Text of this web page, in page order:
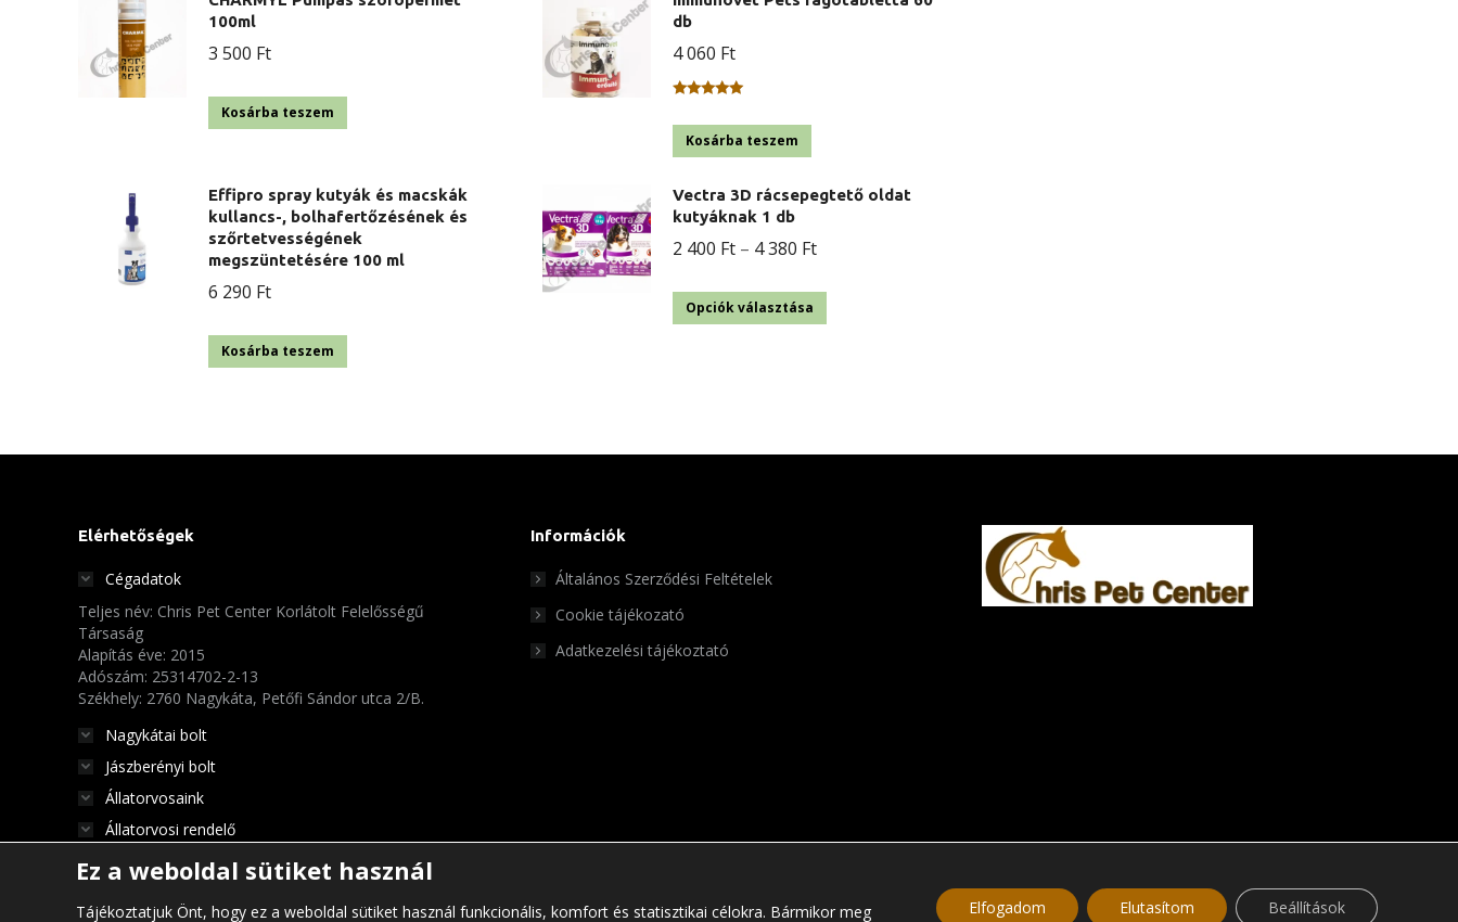
100ml
3 500 Ft
Kosárba teszem
db
4 060 Ft
5.00/ 5
Kosárba teszem
Effipro spray kutyák és macskák
kullancs-, bolhafertőzésének és
szőrtetvességének
megszüntetésére 100 ml
6 290 Ft
Kosárba teszem
Vectra 3D rácsepegtető oldat
kutyáknak 1 db
2 400 Ft – 4 380 FtÁrtartomány:
Opciók választása
van.
Elérhetőségek
Cégadatok
Teljes név: Chris Pet Center Korlátolt Felelősségű
Társaság
Alapítás éve: 2015
Adószám: 25314702-2-13
Székhely: 2760 Nagykáta, Petőfi Sándor utca 2/B.
Nagykátai bolt
Jászberényi bolt
Állatorvosaink
Állatorvosi rendelő
Információk
Általános Szerződési Feltételek
Cookie tájékozató
Adatkezelési tájékoztató
Ez a weboldal sütiket használ
Tájékoztatjuk Önt, hogy ez a weboldal sütiket használ funkcionális, komfort és statisztikai célokra. Bármikor meg
Elfogadom Elutasítom Beállítások